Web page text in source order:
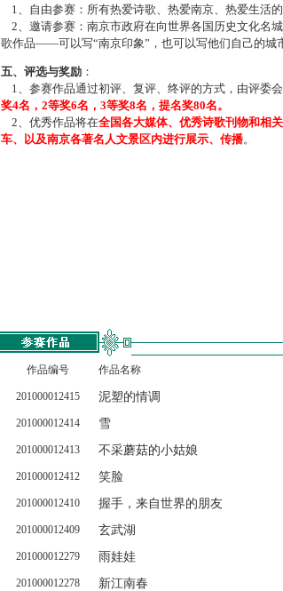
1、自由参赛：所有热爱诗歌、热爱南京、热爱生活的
2、邀请参赛：南京市政府在向世界各国历史文化名
歌作品——可以写“南京印象”，也可以写他们自己的城
五、评选与奖励 ：
1、参赛作品通过初评、复评、终评的方式，由评委
奖4名，2等奖6名，3等奖8名，提名奖80名。
2、优秀作品将在全国各大媒体、优秀诗歌刊物和相
车、以及南京各著名人文景区内进行展示、传播。
作品编号 作品名称
201000012415 泥塑的情调
201000012414 雪
201000012413 不采蘑菇的小姑娘
201000012412 笑脸
201000012410 握手，来自世界的朋友
201000012409 玄武湖
201000012279 雨娃娃
201000012278 新江南春